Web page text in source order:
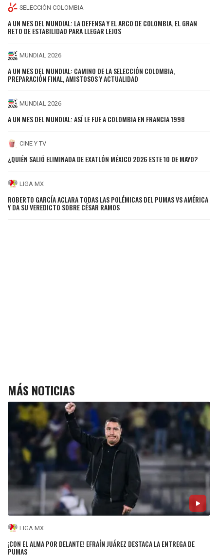
SELECCIÓN COLOMBIA
A UN MES DEL MUNDIAL: LA DEFENSA Y EL ARCO DE COLOMBIA, EL GRAN
RETO DE ESTABILIDAD PARA LLEGAR LEJOS
MUNDIAL 2026
A UN MES DEL MUNDIAL: CAMINO DE LA SELECCIÓN COLOMBIA,
PREPARACIÓN FINAL, AMISTOSOS Y ACTUALIDAD
MUNDIAL 2026
A UN MES DEL MUNDIAL: ASÍ LE FUE A COLOMBIA EN FRANCIA 1998
CINE Y TV
¿QUIÉN SALIÓ ELIMINADA DE EXATLÓN MÉXICO 2026 ESTE 10 DE MAYO?
LIGA MX
ROBERTO GARCÍA ACLARA TODAS LAS POLÉMICAS DEL PUMAS VS AMÉRICA
Y DA SU VEREDICTO SOBRE CÉSAR RAMOS
MÁS NOTICIAS
LIGA MX
¡CON EL ALMA POR DELANTE! EFRAÍN JUÁREZ DESTACA LA ENTREGA DE
PUMAS